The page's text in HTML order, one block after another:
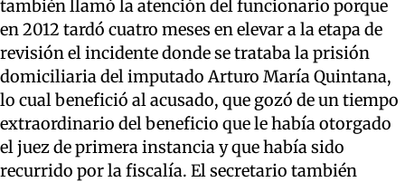
también llamó la atención del funcionario porque
en 2012 tardó cuatro meses en elevar a la etapa de
revisión el incidente donde se trataba la prisión
domiciliaria del imputado Arturo María Quintana,
lo cual benefició al acusado, que gozó de un tiempo
extraordinario del beneficio que le había otorgado
el juez de primera instancia y que había sido
recurrido por la fiscalía. El secretario también